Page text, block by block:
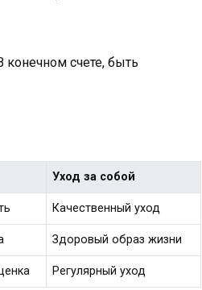
конечном счете, быть
Уход за собой
Качественный уход
Здоровый образ жизни
Регулярный уход